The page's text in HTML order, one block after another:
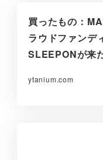
買ったもの：
ラウドファンデ
SLEEPONが来
ytanium.com